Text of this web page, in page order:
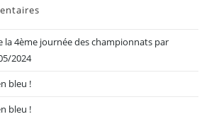
la 4ème journée des championnats par
2024
bleu !
bleu !